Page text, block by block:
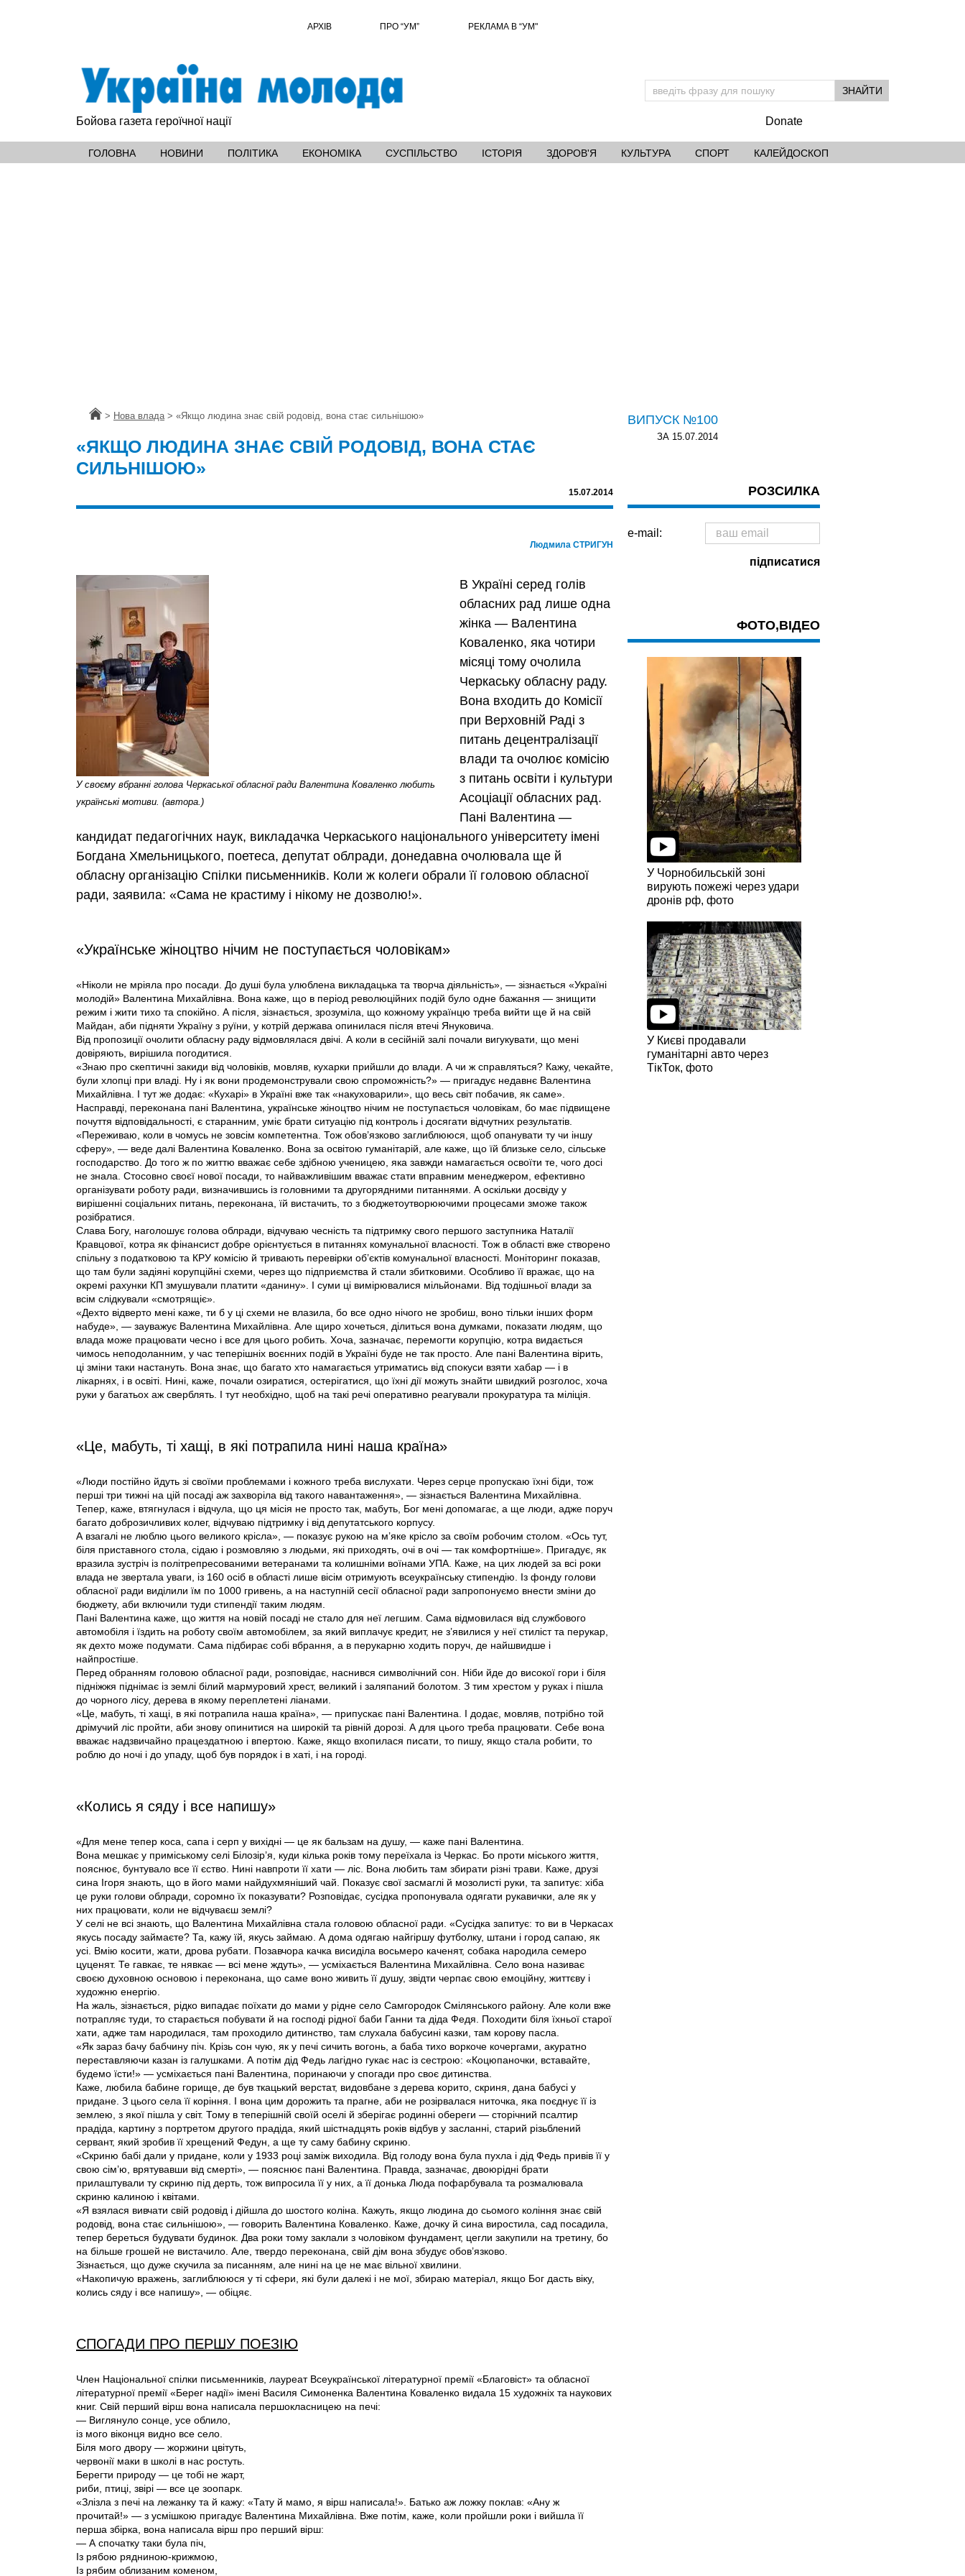
АРХІВ ПРО “УМ” РЕКЛАМА В “УМ"
Бойова газета героїчної нації Підтримай УМ
ГОЛОВНА НОВИНИ ПОЛІТИКА ЕКОНОМІКА СУСПІЛЬСТВО ІСТОРІЯ ЗДОРОВ'Я КУЛЬТУРА СПОРТ КАЛЕЙДОСКОП
Головна
> Нова влада > «Якщо людина знає свiй родовiд, вона стає сильнiшою»
«ЯКЩО ЛЮДИНА ЗНАЄ СВIЙ РОДОВIД, ВОНА СТАЄ
СИЛЬНIШОЮ»
15.07.2014
Людмила СТРИГУН
У своєму вбранні голова Черкаської обласної ради Валентина Коваленко любить
українські мотиви. (автора.)
В Україні серед голів
обласних рад лише одна
жінка — Валентина
Коваленко, яка чотири
місяці тому очолила
Черкаську обласну раду.
Вона входить до Комісії
при Верховній Раді з
питань децентралізації
влади та очолює комісію
з питань освіти і культури
Асоціації обласних рад.
Пані Валентина —
кандидат педагогічних наук, викладачка Черкаського національного університету імені
Богдана Хмельницького, поетеса, депутат облради, донедавна очолювала ще й
обласну організацію Спілки письменників. Коли ж колеги обрали її головою обласної
ради, заявила: «Сама не крастиму і нікому не дозволю!».
«Українське жiноцтво нiчим не поступається чоловiкам»
«Ніколи не мріяла про посади. До душі була улюблена викладацька та творча діяльність», — зізнається «Україні
молодій» Валентина Михайлівна. Вона каже, що в період революційних подій було одне бажання — знищити
режим і жити тихо та спокійно. А після, зізнається, зрозуміла, що кожному українцю треба вийти ще й на свій
Майдан, аби підняти Україну з руїни, у котрій держава опинилася після втечі Януковича.
Від пропозиції очолити обласну раду відмовлялася двічі. А коли в сесійній залі почали вигукувати, що менi
довiряють, вирішила погодитися.
«Знаю про скептичні закиди від чоловіків, мовляв, кухарки прийшли до влади. А чи ж справляться? Кажу, чекайте,
були хлопці при владі. Ну і як вони продемонстрували свою спроможність?» — пригадує недавнє Валентина
Михайлівна. І тут же додає: «Кухарі» в Україні вже так «накуховарили», що весь світ побачив, як саме».
Насправді, переконана пані Валентина, українське жіноцтво нічим не поступається чоловікам, бо має підвищене
почуття відповідальності, є старанним, уміє брати ситуацію під контроль і досягати відчутних результатів.
«Переживаю, коли в чомусь не зовсім компетентна. Тож обов’язково заглиблююся, щоб опанувати ту чи іншу
сферу», — веде далі Валентина Коваленко. Вона за освітою гуманітарій, але каже, що їй близьке село, сільське
господарство. До того ж по життю вважає себе здібною ученицею, яка завжди намагається освоїти те, чого досі
не знала. Стосовно своєї нової посади, то найважливішим вважає стати вправним менеджером, ефективно
організувати роботу ради, визначившись iз головними та другорядними питаннями. А оскільки досвіду у
вирішенні соціальних питань, переконана, їй вистачить, то з бюджетоутворюючими процесами зможе також
розібратися.
Слава Богу, наголошує голова облради, відчуваю чесність та підтримку свого першого заступника Наталії
Кравцової, котра як фінансист добре орієнтується в питаннях комунальної власності. Тож в області вже створено
спільну з податковою та КРУ комісію й тривають перевірки об’єктів комунальної власності. Моніторинг показав,
що там були задіяні корупційні схеми, через що підприємства й стали збитковими. Особливо її вражає, що на
окремі рахунки КП змушували платити «данину». І суми ці вимірювалися мільйонами. Від тодішньої влади за
всім слідкували «смотрящіє».
«Дехто відверто мені каже, ти б у ці схеми не влазила, бо все одно нічого не зробиш, воно тільки інших форм
набуде», — зауважує Валентина Михайлівна. Але щиро хочеться, ділиться вона думками, показати людям, що
влада може працювати чесно і все для цього робить. Хоча, зазначає, перемогти корупцію, котра видається
чимось неподоланним, у час теперішніх воєнних подій в Україні буде не так просто. Але пані Валентина вірить,
ці зміни таки настануть. Вона знає, що багато хто намагається утриматись від спокуси взяти хабар — і в
лікарнях, і в освіті. Нині, каже, почали озиратися, остерiгатися, що їхні дії можуть знайти швидкий розголос, хоча
руки у багатьох аж сверблять. І тут необхідно, щоб на такі речі оперативно реагували прокуратура та міліція.
«Це, мабуть, ті хащі, в які потрапила нині наша країна»
«Люди постійно йдуть зі своїми проблемами і кожного треба вислухати. Через серце пропускаю їхні біди, тож
перші три тижні на цій посаді аж захворіла від такого навантаження», — зізнається Валентина Михайлівна.
Тепер, каже, втягнулася і відчула, що ця місія не просто так, мабуть, Бог мені допомагає, а ще люди, адже поруч
багато доброзичливих колег, відчуваю підтримку і від депутатського корпусу.
А взагалі не люблю цього великого крісла», — показує рукою на м’яке крісло за своїм робочим столом. «Ось тут,
біля приставного стола, сідаю і розмовляю з людьми, які приходять, очі в очі — так комфортніше». Пригадує, як
вразила зустріч із політрепресованими ветеранами та колишніми воїнами УПА. Каже, на цих людей за всі роки
влада не звертала уваги, із 160 осіб в областi лише вiсiм отримують всеукраїнську стипендію. Із фонду голови
обласної ради виділили їм по 1000 гривень, а на наступній сесії обласної ради запропонуємо внести зміни до
бюджету, аби включили туди стипендії таким людям.
Пані Валентина каже, що життя на новій посаді не стало для неї легшим. Сама відмовилася від службового
автомобіля і їздить на роботу своїм автомобілем, за який виплачує кредит, не з’явилися у неї стиліст та перукар,
як дехто може подумати. Сама підбирає собі вбрання, а в перукарню ходить поруч, де найшвидше і
найпростіше.
Перед обранням головою обласної ради, розповідає, наснився символічний сон. Ніби йде до високої гори і біля
підніжжя піднімає із землі білий мармуровий хрест, великий і заляпаний болотом. З тим хрестом у руках і пішла
до чорного лісу, дерева в якому переплетені ліанами.
«Це, мабуть, ті хащі, в які потрапила наша країна», — припускає пані Валентина. І додає, мовляв, потрібно той
дрімучий ліс пройти, аби знову опинитися на широкій та рівній дорозі. А для цього треба працювати. Себе вона
вважає надзвичайно працездатною і впертою. Каже, якщо вхопилася писати, то пишу, якщо стала робити, то
роблю до ночі і до упаду, щоб був порядок і в хаті, і на городі.
«Колись я сяду i все напишу»
«Для мене тепер коса, сапа і серп у вихідні — це як бальзам на душу, — каже пані Валентина.
Вона мешкає у приміському селі Білозір’я, куди кілька років тому переїхала із Черкас. Бо проти міського життя,
пояснює, бунтувало все її єство. Нині навпроти її хати — ліс. Вона любить там збирати різні трави. Каже, друзі
сина Ігоря знають, що в його мами найдухмяніший чай. Показує свої засмаглі й мозолисті руки, та запитує: хіба
це руки голови облради, соромно їх показувати? Розповідає, сусідка пропонувала одягати рукавички, але як у
них працювати, коли не відчуваєш землі?
У селі не всі знають, що Валентина Михайлівна стала головою обласної ради. «Сусідка запитує: то ви в Черкасах
якусь посаду займаєте? Та, кажу їй, якусь займаю. А дома одягаю найгіршу футболку, штани і город сапаю, як
усі. Вмію косити, жати, дрова рубати. Позавчора качка висиділа восьмеро каченят, собака народила семеро
цуценят. Те гавкає, те нявкає — всі мене ждуть», — усміхається Валентина Михайлівна. Село вона називає
своєю духовною основою і переконана, що саме воно живить її душу, звідти черпає свою емоційну, життєву і
художню енергію.
На жаль, зізнається, рідко випадає поїхати до мами у рідне село Самгородок Смілянського району. Але коли вже
потрапляє туди, то старається побувати й на господі рідної баби Ганни та діда Федя. Походити біля їхньої старої
хати, адже там народилася, там проходило дитинство, там слухала бабусині казки, там корову пасла.
«Як зараз бачу бабчину піч. Крізь сон чую, як у печі сичить вогонь, а баба тихо воркоче кочергами, акуратно
переставляючи казан із галушками. А потім дід Федь лагідно гукає нас із сестрою: «Коцюпаночки, вставайте,
будемо їсти!» — усміхається пані Валентина, поринаючи у спогади про своє дитинства.
Каже, любила бабине горище, де був ткацький верстат, видовбане з дерева корито, скриня, дана бабусі у
придане. З цього села її коріння. І вона цим дорожить та прагне, аби не розірвалася ниточка, яка поєднує її із
землею, з якої пішла у світ. Тому в теперішній своїй оселі й зберігає родинні обереги — сторічний псалтир
прадіда, картину з портретом другого прадіда, який шістнадцять років відбув у засланні, старий різьблений
сервант, який зробив її хрещений Федун, а ще ту саму бабину скриню.
«Скриню бабі дали у придане, коли у 1933 році заміж виходила. Від голоду вона була пухла і дід Федь привів її у
свою сім’ю, врятувавши від смерті», — пояснює пані Валентина. Правда, зазначає, двоюрідні брати
прилаштували ту скриню під дерть, тож випросила її у них, а її донька Люда пофарбувала та розмалювала
скриню калиною і квітами.
«Я взялася вивчати свій родовід і дійшла до шостого коліна. Кажуть, якщо людина до сьомого коління знає свій
родовід, вона стає сильнішою», — говорить Валентина Коваленко. Каже, дочку й сина виростила, сад посадила,
тепер береться будувати будинок. Два роки тому заклали з чоловіком фундамент, цегли закупили на третину, бо
на більше грошей не вистачило. Але, твердо переконана, свій дім вона збудує обов’язково.
Зізнається, що дуже скучила за писанням, але нині на це не має вільної хвилини.
«Накопичую вражень, заглиблююся у ті сфери, які були далекі і не мої, збираю матеріал, якщо Бог дасть віку,
колись сяду і все напишу», — обіцяє.
СПОГАДИ ПРО ПЕРШУ ПОЕЗІЮ
Член Національної спілки письменників, лауреат Всеукраїнської літературної премії «Благовіст» та обласної
літературної премії «Берег надії» імені Василя Симоненка Валентина Коваленко видала 15 художніх та наукових
книг. Свій перший вірш вона написала першокласницею на печі:
— Виглянуло сонце, усе облило,
із мого віконця видно все село.
Біля мого двору — жоржини цвітуть,
червонії маки в школі в нас ростуть.
Берегти природу — це тобі не жарт,
риби, птиці, звірі — все це зоопарк.
«Злізла з печі на лежанку та й кажу: «Тату й мамо, я вірш написала!». Батько аж ложку поклав: «Ану ж
прочитай!» — з усмішкою пригадує Валентина Михайлівна. Вже потім, каже, коли пройшли роки і вийшла її
перша збірка, вона написала вірш про перший вірш:
— А спочатку таки була піч,
Із рябою рядниною-крижмою,
Із рябим облизаним коменом,
ВИПУСК №100
ЗА 15.07.2014
РОЗСИЛКА
e-mail:
ФОТО,ВІДЕО
У Чорнобильській зоні
вирують пожежі через удари
дронів рф, фото
У Києві продавали
гуманітарні авто через
ТікТок, фото